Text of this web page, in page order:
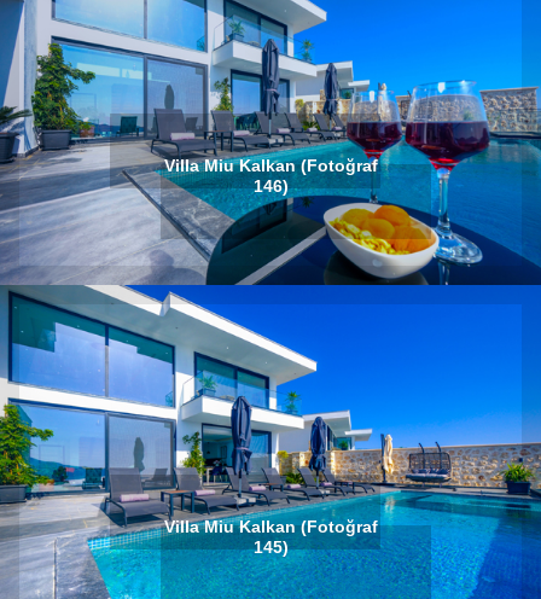
Villa Miu Kalkan (Fotoğraf
146)
Villa Miu Kalkan (Fotoğraf
145)